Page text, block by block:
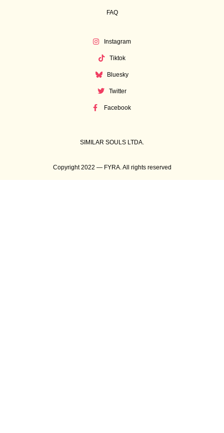
FAQ
Instagram
Tiktok
Bluesky
Twitter
Facebook
SIMILAR SOULS LTDA.
Copyright 2022 — FYRA. All rights reserved